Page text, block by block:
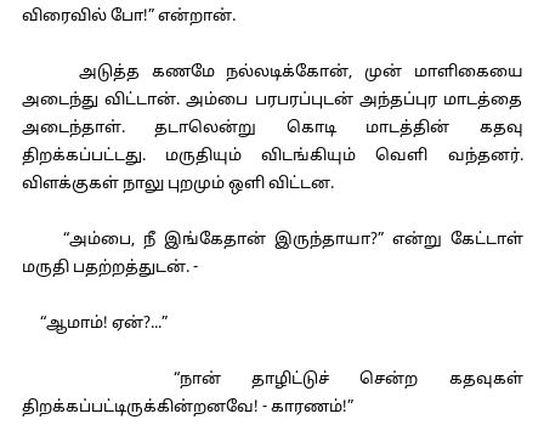
விரைவில் போ!” என்றான்.
அடுத்த கணமே நல்லடிக்கோன், முன் மாளிகையை
அடைந்து விட்டான். அம்பை பரபரப்புடன் அந்தப்புர மாடத்தை
அடைந்தாள். தடாலென்று கொடி மாடத்தின் கதவு
திறக்கப்பட்டது. மருதியும் விடங்கியும் வெளி வந்தனர்.
விளக்குகள் நாலு புறமும் ஒளி விட்டன.
“அம்பை, நீ இங்கேதான் இருந்தாயா?” என்று கேட்டாள்
மருதி பதற்றத்துடன். -
“ஆமாம்! ஏன்?...”
“நான் தாழிட்டுச் சென்ற கதவுகள்
திறக்கப்பட்டிருக்கின்றனவே! - காரணம்!”